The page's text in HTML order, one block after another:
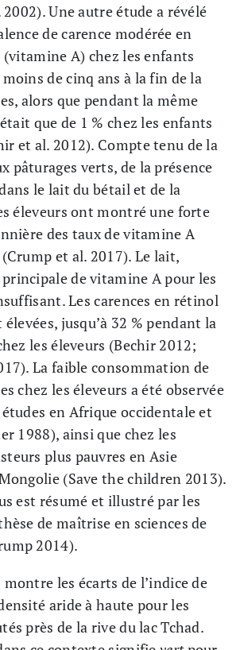
Une autre étude a révélé
de carence modérée en
A) chez les enfants
de cinq ans à la fin de la
alors que pendant la même
que de 1 % chez les enfants
et al. 2012). Compte tenu de la
pâturages verts, de la présence
le lait du bétail et de la
éleveurs ont montré une forte
des taux de vitamine A
et al. 2017). Le lait,
de vitamine A pour les
Les carences en rétinol
jusqu’à 32 % pendant la
les éleveurs (Bechir 2012;
La faible consommation de
chez les éleveurs a été observée
en Afrique occidentale et
1988), ainsi que chez les
plus pauvres en Asie
(Save the children 2013).
est résumé et illustré par les
de maîtrise en sciences de
2014).
les écarts de l’indice de
aride à haute pour les
près de la rive du lac Tchad.